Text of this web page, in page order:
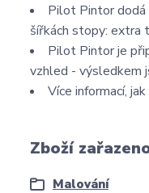
Pilot Pintor dodá
šířkách stopy: extra
Pilot Pintor je
vzhled - výsledkem
Více informací,
Zboží
Malování